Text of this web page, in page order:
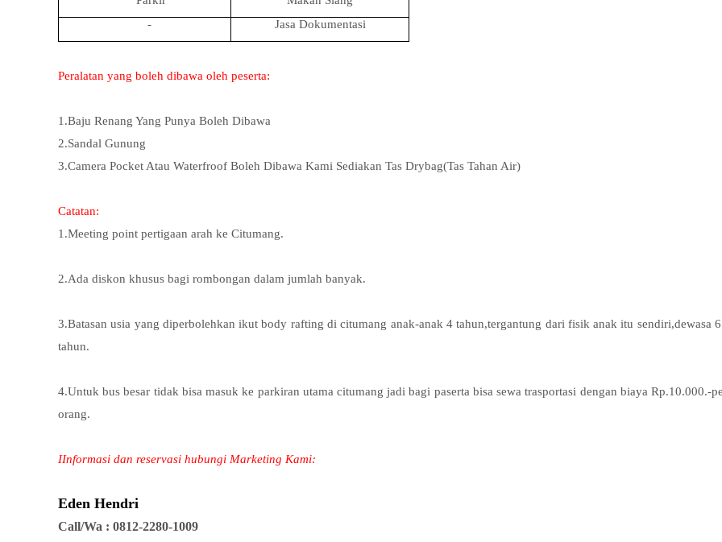
-
Jasa Dokumentasi
Peralatan yang boleh dibawa oleh peserta:
1.Baju Renang Yang Punya Boleh Dibawa
2.Sandal Gunung
3.Camera Pocket Atau Waterfroof Boleh Dibawa Kami Sediakan Tas Drybag(Tas Tahan Air)
Catatan:
1.Meeting point pertigaan arah ke Citumang.
2.Ada diskon khusus bagi rombongan dalam jumlah banyak.
3.Batasan usia yang diperbolehkan ikut body rafting di citumang anak-anak 4 tahun,tergantung dari fisik anak itu sendiri,dewasa
tahun.
4.Untuk bus besar tidak bisa masuk ke parkiran utama citumang jadi bagi paserta bisa sewa trasportasi dengan biaya Rp.10.000.-
orang.
IInformasi dan reservasi hubungi Marketing Kami:
Eden Hendri
Call/Wa : 0812-2280-1009